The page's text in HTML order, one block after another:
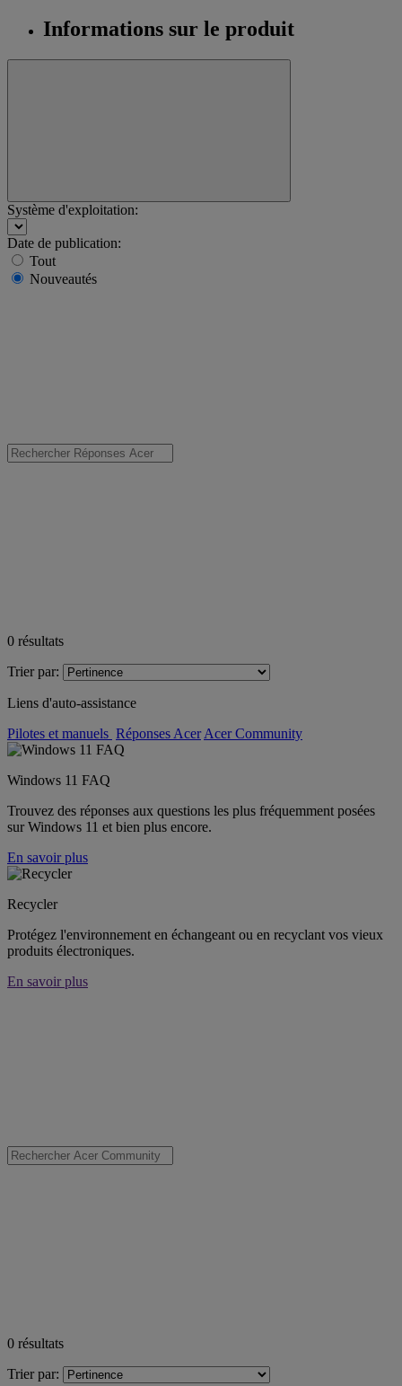
Informations sur le produit
Système d'exploitation:
Date de publication:
Tout
Nouveautés
0 résultats
Trier par:
Liens d'auto-assistance
Pilotes et manuels Réponses Acer Acer Community
Windows 11 FAQ
Trouvez des réponses aux questions les plus fréquemment posées
sur Windows 11 et bien plus encore.
En savoir plus
Recycler
Protégez l'environnement en échangeant ou en recyclant vos vieux
produits électroniques.
En savoir plus
0 résultats
Trier par: